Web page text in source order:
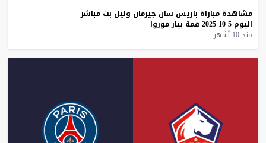
مشاهدة مباراة باريس سان جيرمان وليل بث مباشر
اليوم 5-10-2025 قمة بيارموروا
منذ 10 أشهر